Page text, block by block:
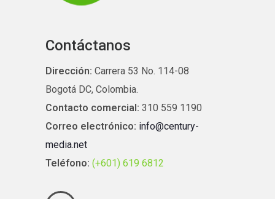
Contáctanos
Dirección: Carrera 53 No. 114-08
Bogotá DC, Colombia.
Contacto comercial: 310 559 1190
Correo electrónico: info@century-
media.net
Teléfono: (+601) 619 6812